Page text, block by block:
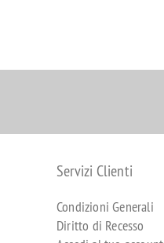
Servizi Clienti
Condizioni Generali
Diritto di Recesso